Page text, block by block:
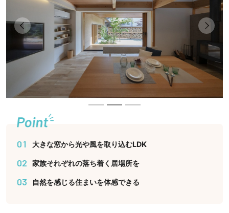
Previous Next
01 大きな窓から光や風を取り込むLDK
02 家族それぞれの落ち着く居場所を
03 自然を感じる住まいを体感できる